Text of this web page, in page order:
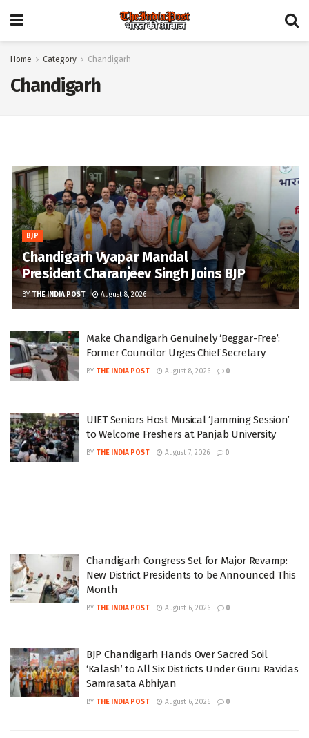
Home Category Chandigarh
Chandigarh
BJP
Chandigarh Vyapar Mandal
President Charanjeev Singh Joins BJP
BY THE INDIA POST August 8, 2026
Make Chandigarh Genuinely ‘Beggar-Free’:
Former Councilor Urges Chief Secretary
BY THE INDIA POST August 8, 2026 0
UIET Seniors Host Musical ‘Jamming Session’
to Welcome Freshers at Panjab University
BY THE INDIA POST August 7, 2026 0
Chandigarh Congress Set for Major Revamp:
New District Presidents to be Announced This
Month
BY THE INDIA POST August 6, 2026 0
BJP Chandigarh Hands Over Sacred Soil
‘Kalash’ to All Six Districts Under Guru Ravidas
Samrasata Abhiyan
BY THE INDIA POST August 6, 2026 0